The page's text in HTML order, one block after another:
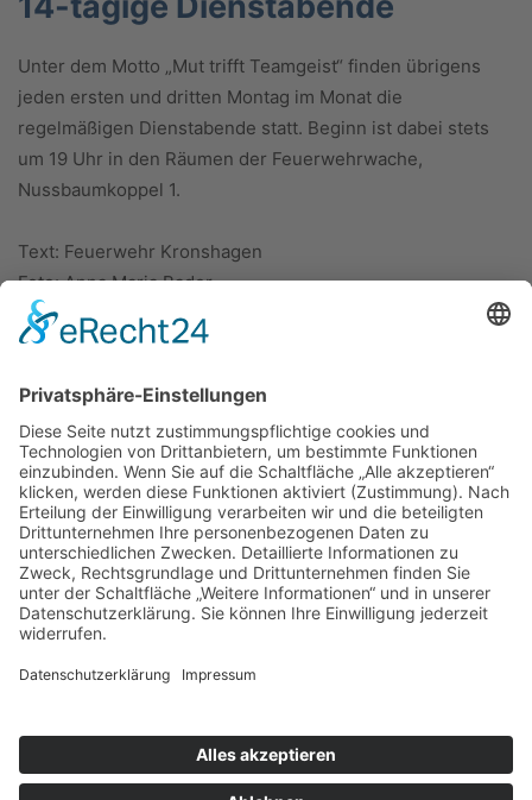
Unter dem Motto „Mut trifft Teamgeist“ finden übrigens
jeden ersten und dritten Montag im Monat die
regelmäßigen Dienstabende statt. Beginn ist dabei stets
um 19 Uhr in den Räumen der Feuerwehrwache,
Nussbaumkoppel 1.
Text: Feuerwehr Kronshagen
Foto: Anna Maria Bader
ÜBER UNS
KIEL LOKAL
Carsten Frahm Verlag, Inhaber Carsten Frahm
24113 Kiel
Kontaktieren Sie uns:redaktion@kiellokal.de